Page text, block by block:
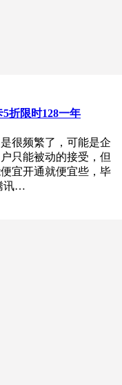
折限时128一年
很频繁了，可能是企
只能被动的接受，但
宜开通就便宜些，毕
讯…